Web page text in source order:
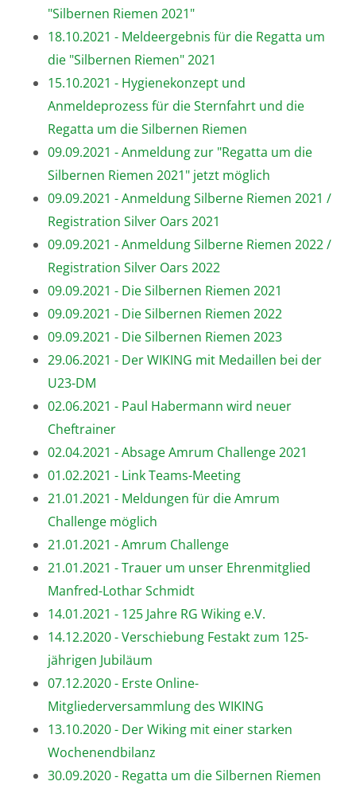
"Silbernen Riemen 2021"
18.10.2021 - Meldeergebnis für die Regatta um
die "Silbernen Riemen" 2021
15.10.2021 - Hygienekonzept und
Anmeldeprozess für die Sternfahrt und die
Regatta um die Silbernen Riemen
09.09.2021 - Anmeldung zur "Regatta um die
Silbernen Riemen 2021" jetzt möglich
09.09.2021 - Anmeldung Silberne Riemen 2021 /
Registration Silver Oars 2021
09.09.2021 - Anmeldung Silberne Riemen 2022 /
Registration Silver Oars 2022
09.09.2021 - Die Silbernen Riemen 2021
09.09.2021 - Die Silbernen Riemen 2022
09.09.2021 - Die Silbernen Riemen 2023
29.06.2021 - Der WIKING mit Medaillen bei der
U23-DM
02.06.2021 - Paul Habermann wird neuer
Cheftrainer
02.04.2021 - Absage Amrum Challenge 2021
01.02.2021 - Link Teams-Meeting
21.01.2021 - Meldungen für die Amrum
Challenge möglich
21.01.2021 - Amrum Challenge
21.01.2021 - Trauer um unser Ehrenmitglied
Manfred-Lothar Schmidt
14.01.2021 - 125 Jahre RG Wiking e.V.
14.12.2020 - Verschiebung Festakt zum 125-
jährigen Jubiläum
07.12.2020 - Erste Online-
Mitgliederversammlung des WIKING
13.10.2020 - Der Wiking mit einer starken
Wochenendbilanz
30.09.2020 - Regatta um die Silbernen Riemen